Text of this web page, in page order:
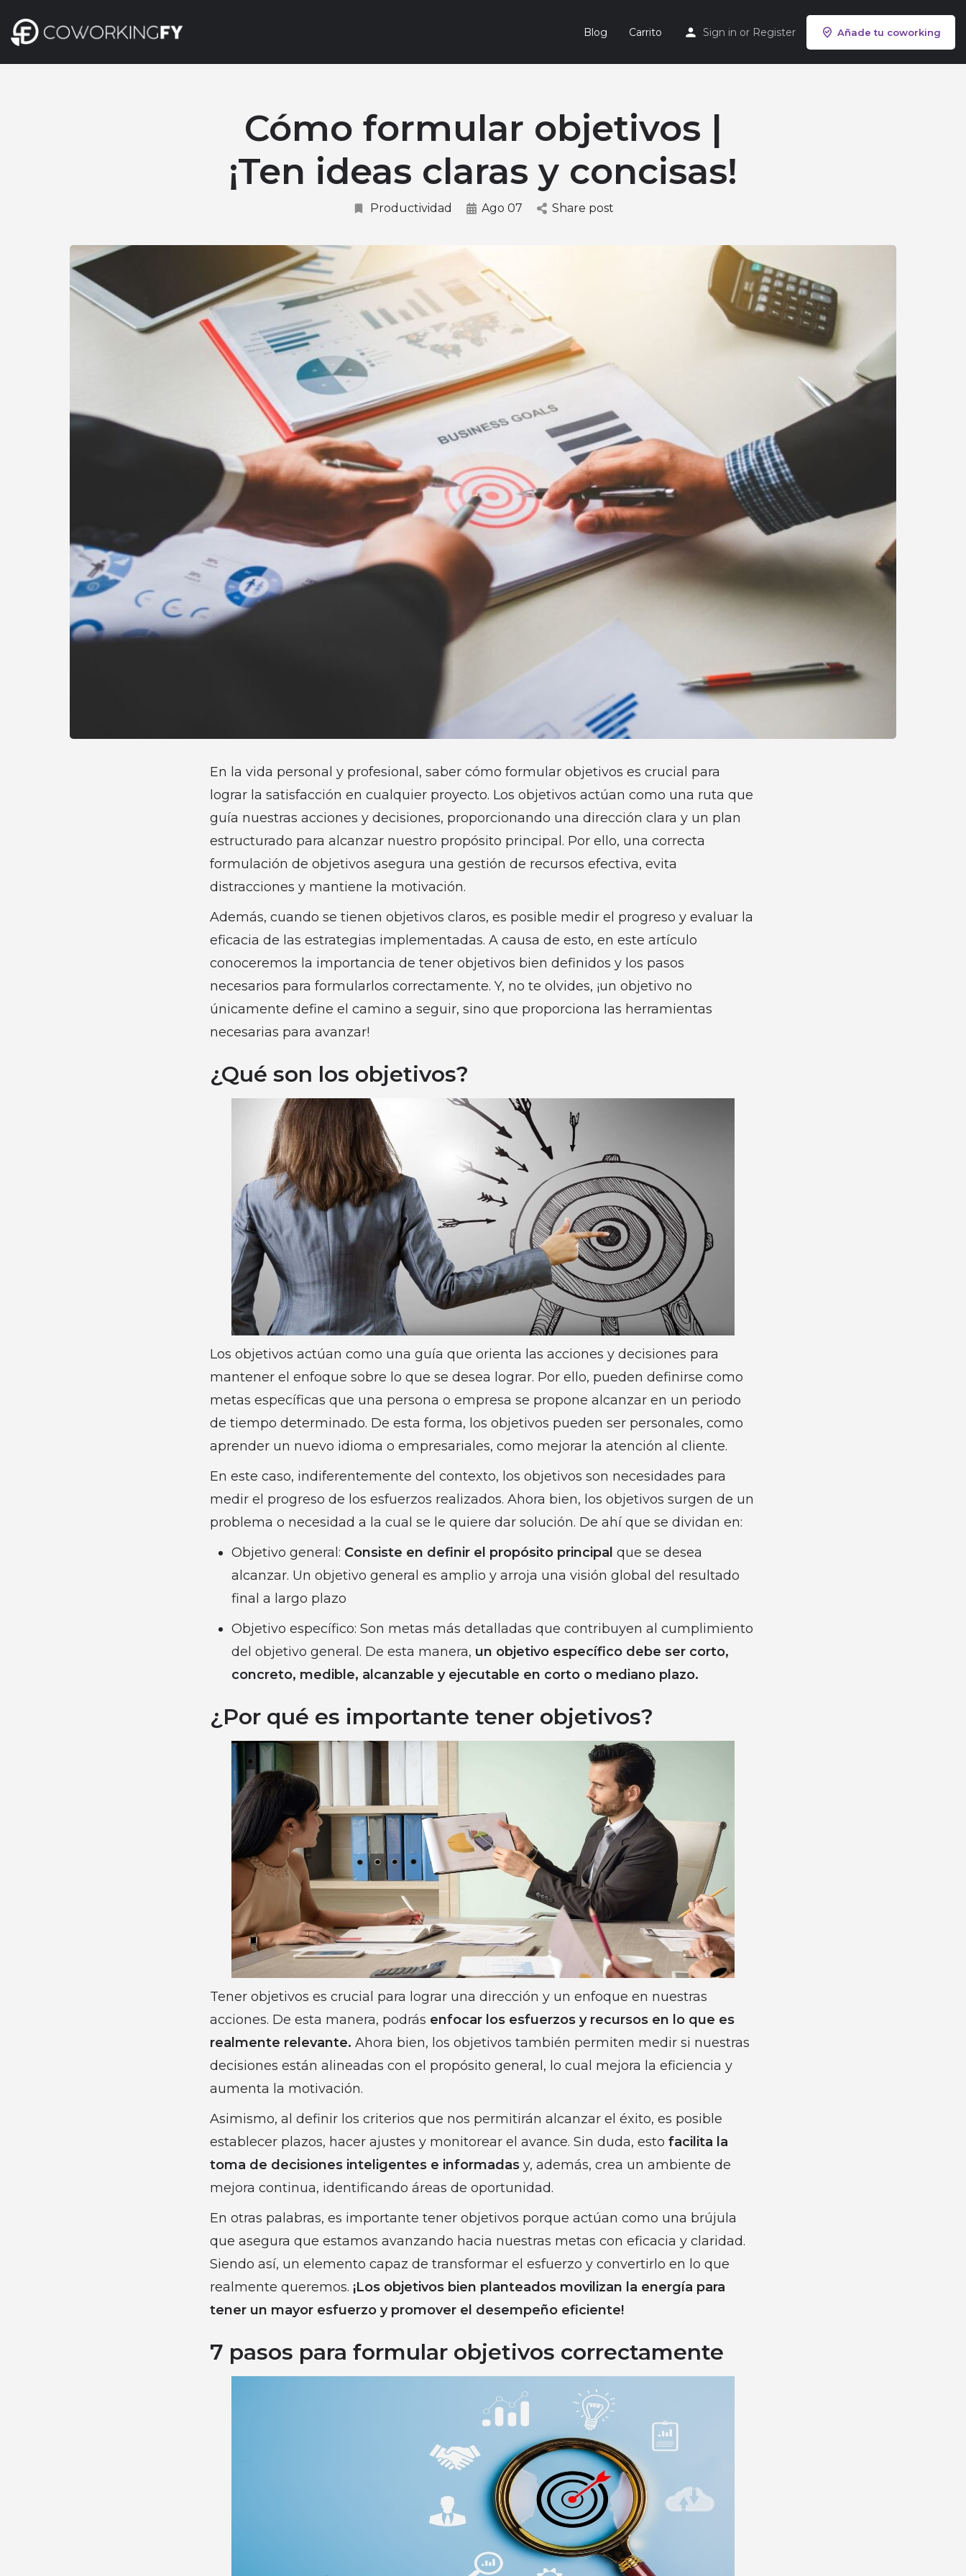
Blog Carrito Sign in or Register Añade tu coworking
Cómo formular objetivos |
¡Ten ideas claras y concisas!
Productividad Ago 07 Share post
En la vida personal y profesional, saber cómo formular objetivos es crucial para
lograr la satisfacción en cualquier proyecto. Los objetivos actúan como una ruta que
guía nuestras acciones y decisiones, proporcionando una dirección clara y un plan
estructurado para alcanzar nuestro propósito principal. Por ello, una correcta
formulación de objetivos asegura una gestión de recursos efectiva, evita
distracciones y mantiene la motivación.
Además, cuando se tienen objetivos claros, es posible medir el progreso y evaluar la
eficacia de las estrategias implementadas. A causa de esto, en este artículo
conoceremos la importancia de tener objetivos bien definidos y los pasos
necesarios para formularlos correctamente. Y, no te olvides, ¡un objetivo no
únicamente define el camino a seguir, sino que proporciona las herramientas
necesarias para avanzar!
¿Qué son los objetivos?
Los objetivos actúan como una guía que orienta las acciones y decisiones para
mantener el enfoque sobre lo que se desea lograr. Por ello, pueden definirse como
metas específicas que una persona o empresa se propone alcanzar en un periodo
de tiempo determinado. De esta forma, los objetivos pueden ser personales, como
aprender un nuevo idioma o empresariales, como mejorar la atención al cliente.
En este caso, indiferentemente del contexto, los objetivos son necesidades para
medir el progreso de los esfuerzos realizados. Ahora bien, los objetivos surgen de un
problema o necesidad a la cual se le quiere dar solución. De ahí que se dividan en:
Objetivo general: Consiste en definir el propósito principal que se desea
alcanzar. Un objetivo general es amplio y arroja una visión global del resultado
final a largo plazo
Objetivo específico: Son metas más detalladas que contribuyen al cumplimiento
del objetivo general. De esta manera, un objetivo específico debe ser corto,
concreto, medible, alcanzable y ejecutable en corto o mediano plazo.
¿Por qué es importante tener objetivos?
Tener objetivos es crucial para lograr una dirección y un enfoque en nuestras
acciones. De esta manera, podrás enfocar los esfuerzos y recursos en lo que es
realmente relevante. Ahora bien, los objetivos también permiten medir si nuestras
decisiones están alineadas con el propósito general, lo cual mejora la eficiencia y
aumenta la motivación.
Asimismo, al definir los criterios que nos permitirán alcanzar el éxito, es posible
establecer plazos, hacer ajustes y monitorear el avance. Sin duda, esto facilita la
toma de decisiones inteligentes e informadas y, además, crea un ambiente de
mejora continua, identificando áreas de oportunidad.
En otras palabras, es importante tener objetivos porque actúan como una brújula
que asegura que estamos avanzando hacia nuestras metas con eficacia y claridad.
Siendo así, un elemento capaz de transformar el esfuerzo y convertirlo en lo que
realmente queremos. ¡Los objetivos bien planteados movilizan la energía para
tener un mayor esfuerzo y promover el desempeño eficiente!
7 pasos para formular objetivos correctamente